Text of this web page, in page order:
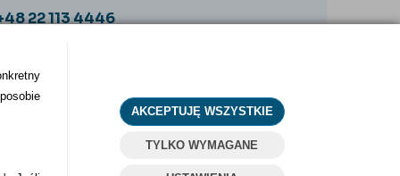
AKCEPTUJĘ WSZYSTKIE
TYLKO WYMAGANE
22 113 4446